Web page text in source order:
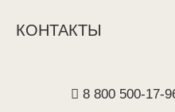
КОНТАКТЫ
8 800 500-17-